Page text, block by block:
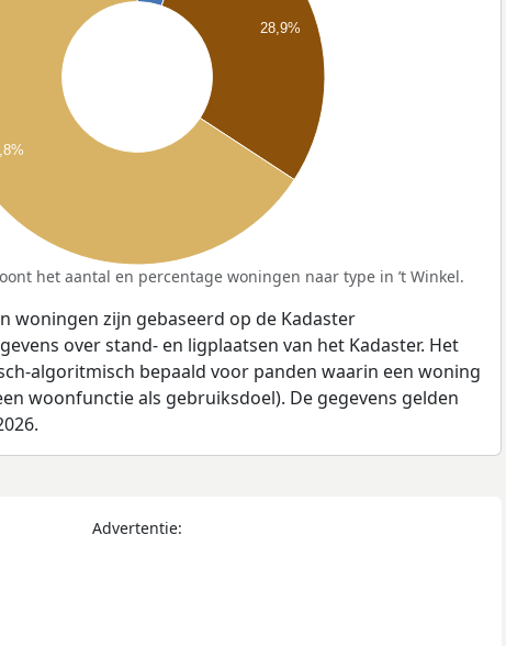
28,9%
het aantal en percentage woningen naar type in ’t Winkel.
woningen zijn gebaseerd op de Kadaster
over stand- en ligplaatsen van het Kadaster. Het
algoritmisch bepaald voor panden waarin een woning
woonfunctie als gebruiksdoel). De gegevens gelden
Advertentie: